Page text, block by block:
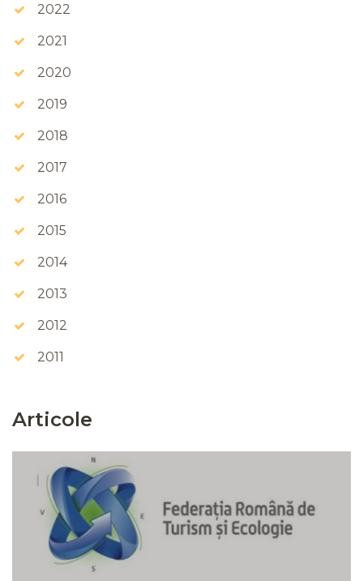
2022
2021
2020
2019
2018
2017
2016
2015
2014
2013
2012
2011
Articole